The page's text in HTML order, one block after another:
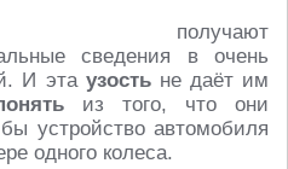
получают
сведения в очень
И эта узостьне даёт им
из того, что они
устройство автомобиля
одного колеса.